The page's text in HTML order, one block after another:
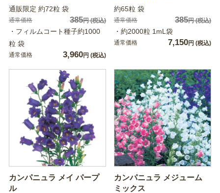
通販限定 約72粒 袋
通常価格 385円(税込)
・フィルムコート種子約1000
粒 袋
通常価格 3,960円 (税込)
約65粒 袋
通常価格 385円(税込)
・約2000粒 1mL袋
通常価格 7,150円 (税込)
カンパニュラ メイ パープ
ル
カンパニュラ メジューム
ミックス